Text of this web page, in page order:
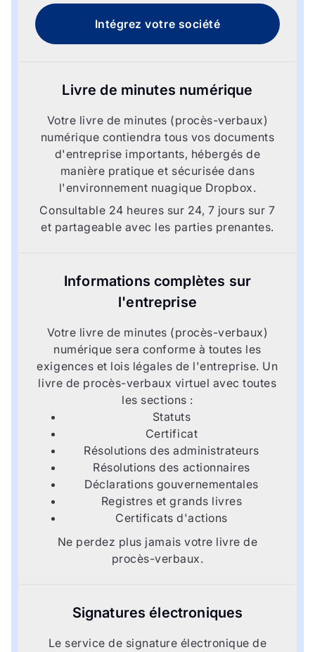
Intégrez votre société
Livre de minutes numérique
Votre livre de minutes (procès-verbaux)
numérique contiendra tous vos documents
d'entreprise importants, hébergés de
manière pratique et sécurisée dans
l'environnement nuagique Dropbox.
Consultable 24 heures sur 24, 7 jours sur 7
et partageable avec les parties prenantes.
Informations complètes sur
l'entreprise
Votre livre de minutes (procès-verbaux)
numérique sera conforme à toutes les
exigences et lois légales de l'entreprise. Un
livre de procès-verbaux virtuel avec toutes
les sections :
Statuts
Certificat
Résolutions des administrateurs
Résolutions des actionnaires
Déclarations gouvernementales
Registres et grands livres
Certificats d'actions
Ne perdez plus jamais votre livre de
procès-verbaux.
Signatures électroniques
Le service de signature électronique de